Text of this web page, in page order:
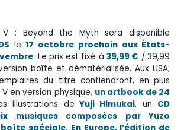
V : Beyond the Myth sera disponible
le 17 octobre prochain aux États-
. Le prix est fixé à39,99 € / 39,99
boîte et dématérialisée. Aux USA,
du titre contiendront, en plus
V en version physique, un artbook de 24
illustrations de Yuji Himukai, un CD
musiques composées par Yuzo
boîte spéciale. En Europe, l’édition de